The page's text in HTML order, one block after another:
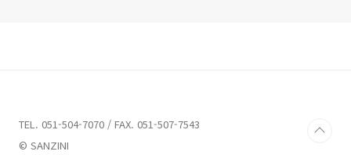
TEL. 051-504-7070 / FAX. 051-507-7543
© SANZINI